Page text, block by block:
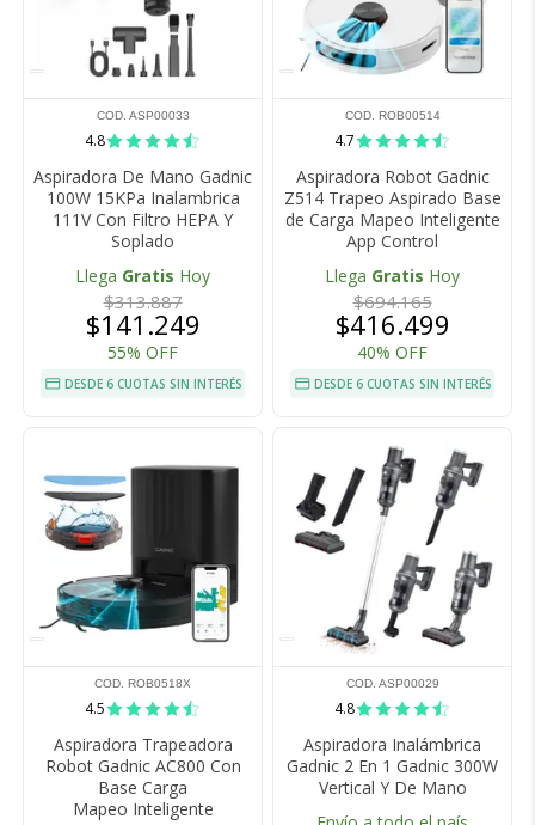
COD. ASP00033
4.8
Aspiradora De Mano Gadnic
100W 15KPa Inalambrica
111V Con Filtro HEPA Y
Soplado
Llega Gratis Hoy
$313.887
$141.249
55% OFF
DESDE 6 CUOTAS SIN INTERÉS
COD. ROB00514
4.7
Aspiradora Robot Gadnic
Z514 Trapeo Aspirado Base
de Carga Mapeo Inteligente
App Control
Llega Gratis Hoy
$694.165
$416.499
40% OFF
DESDE 6 CUOTAS SIN INTERÉS
COD. ROB0518X
4.5
Aspiradora Trapeadora
Robot Gadnic AC800 Con
Base Carga
Mapeo Inteligente
COD. ASP00029
4.8
Aspiradora Inalámbrica
Gadnic 2 En 1 Gadnic 300W
Vertical Y De Mano